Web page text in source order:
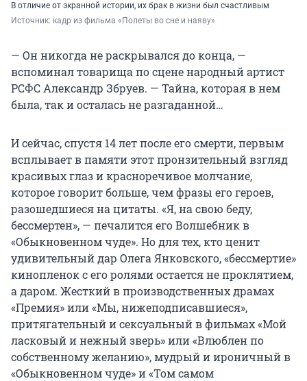
В отличие от экранной истории, их брак в жизни был счастливым
Источник: кадр из фильма «Полеты во сне и наяву»
— Он никогда не раскрывался до конца, —
вспоминал товарища по сцене народный артист
РСФС Александр Збруев. — Тайна, которая в нем
была, так и осталась не разгаданной…
И сейчас, спустя 14 лет после его смерти, первым
всплывает в памяти этот пронзительный взгляд
красивых глаз и красноречивое молчание,
которое говорит больше, чем фразы его героев,
разошедшиеся на цитаты. «Я, на свою беду,
бессмертен», — печалится его Волшебник в
«Обыкновенном чуде». Но для тех, кто ценит
удивительный дар Олега Янковского, «бессмертие»
кинопленок с его ролями остается не проклятием,
а даром. Жесткий в производственных драмах
«Премия» или «Мы, нижеподписавшиеся»,
притягательный и сексуальный в фильмах «Мой
ласковый и нежный зверь» или «Влюблен по
собственному желанию», мудрый и ироничный в
«Обыкновенном чуде» и «Том самом